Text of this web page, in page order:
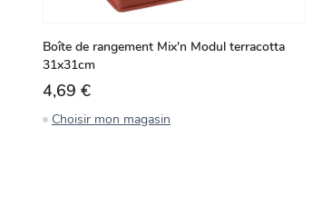
Boîte de rangement Mix'n Modul terracotta
31x31cm
4,69 €
Choisir mon magasin